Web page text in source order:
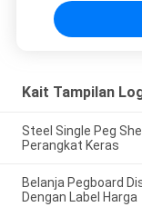
Kait Tampilan
Steel Single Peg
Perangkat Keras
Belanja Pegboard
Dengan Label Harga